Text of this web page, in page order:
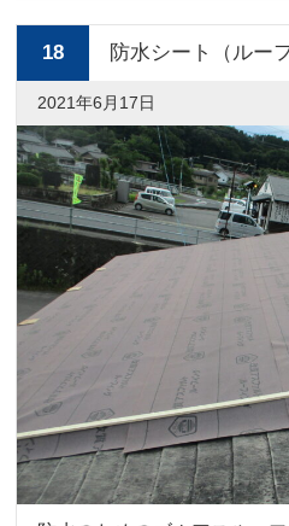
18 防水シート（ルー
2021年6月17日